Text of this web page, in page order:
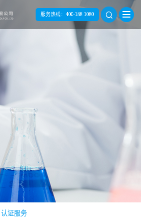
服务热线： 400-188 1080
认证服务